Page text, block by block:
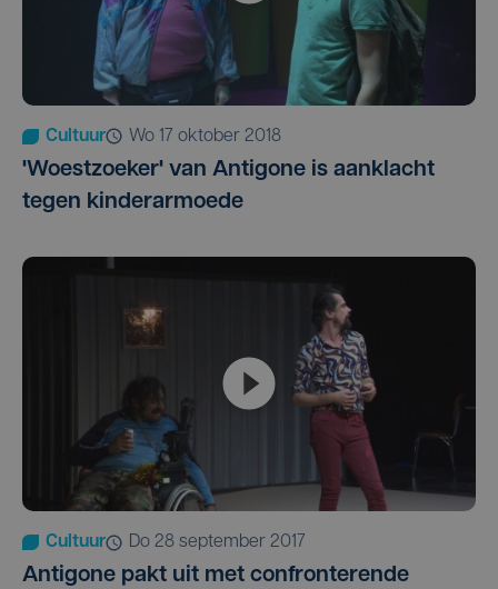
Cultuur wo 17 oktober 2018
'Woestzoeker' van Antigone is aanklacht
tegen kinderarmoede
Cultuur do 28 september 2017
Antigone pakt uit met confronterende